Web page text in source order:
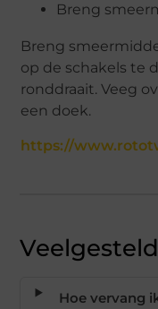
Breng
Breng
op de schakels te
ronddraait. Veeg
een doek.
https://
Hoe vervang